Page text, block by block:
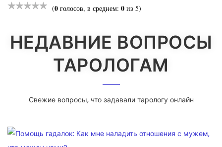
(0 голосов, в среднем: 0 из 5)
НЕДАВНИЕ ВОПРОСЫ
ТАРОЛОГАМ
Свежие вопросы, что задавали тарологу онлайн